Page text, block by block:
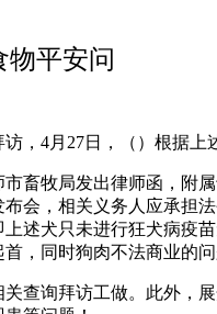
物平安问
4月27日，（）根据上
牧局发出律师函，附
会，相关义务人应承担
述犬只未进行狂犬病疫
同时狗肉不法商业的
询拜访工做。此外，